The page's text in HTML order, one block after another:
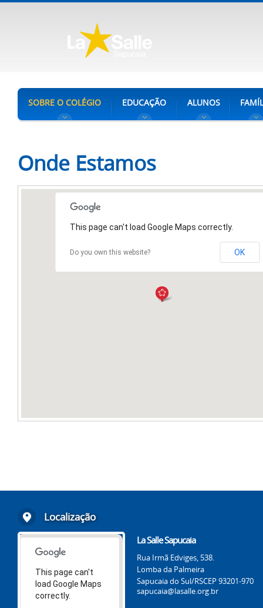
SOBRE O COLÉGIO EDUCAÇÃO ALUNOS
Onde Estamos
This page can't load Google Maps correctly.
Do you own this website? OK
Localização
This page can't
load Google Maps
correctly.
La Salle Sapucaia
Rua Irmã Edviges, 538.
Lomba da Palmeira
Sapucaia do Sul/RSCEP 93201-970
sapucaia@lasalle.org.br